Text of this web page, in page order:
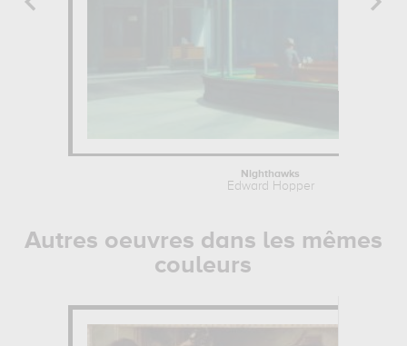
Nighthawks
Edward Hopper
Autres oeuvres dans les mêmes
couleurs